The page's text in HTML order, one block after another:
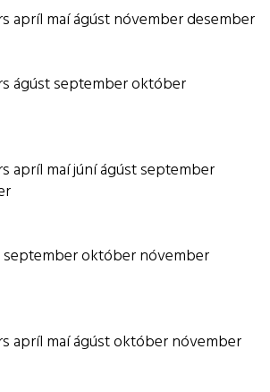
apríl maíágústnóvemberdesember
ágústseptemberoktóber
apríl maíjúníágústseptember
septemberoktóbernóvember
apríl maíágústoktóbernóvember